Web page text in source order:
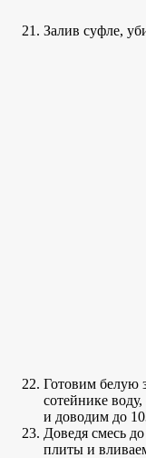
Залив суфле,
Готовим белую
сотейнике
и доводим до
Доведя смесь
плиты и